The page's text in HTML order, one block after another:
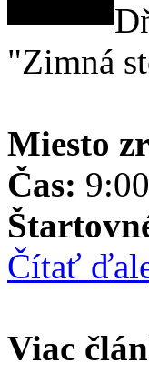
"Zimná
Miesto
Čas:
Čítať
Viac